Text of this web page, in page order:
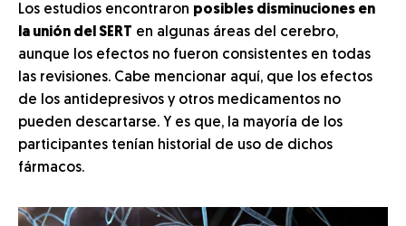
Los estudios encontraron posibles disminuciones en
la unión del SERT en algunas áreas del cerebro,
aunque los efectos no fueron consistentes en todas
las revisiones. Cabe mencionar aquí, que los efectos
de los antidepresivos y otros medicamentos no
pueden descartarse. Y es que, la mayoría de los
participantes tenían historial de uso de dichos
fármacos.